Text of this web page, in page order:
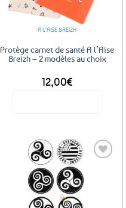
favoris
A L'AISE BREIZH
Protège carnet de santé A l’Aise
Breizh – 2 modèles au choix
12,00€
plusieurs
variations.